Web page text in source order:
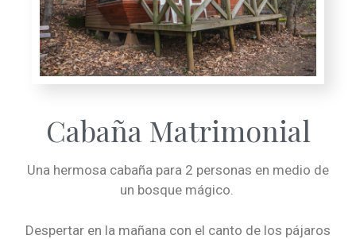
Cabaña Matrimonial
Una hermosa cabaña para 2 personas en medio de
un bosque mágico.
Despertar en la mañana con el canto de los pájaros